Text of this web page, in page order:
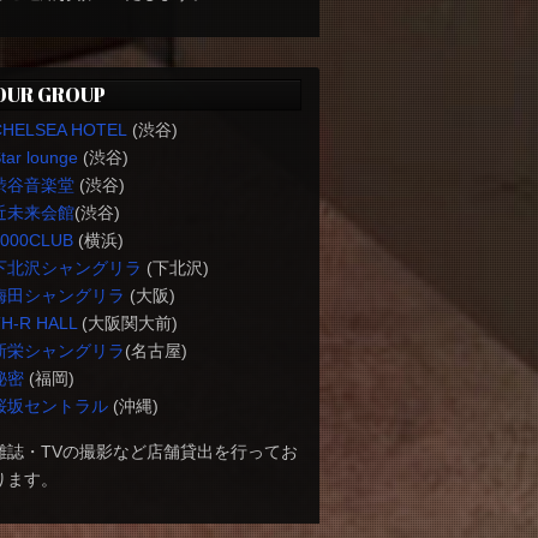
GROUP
HOTEL
(渋谷)
lounge(渋谷)
谷音楽堂(渋谷)
未来会館(渋谷)
(横浜)
北沢シャングリラ (下北沢)
田シャングリラ (大阪)
R HALL (大阪関大前)
栄シャングリラ(名古屋)
密(福岡)
坂セントラル(沖縄)
誌・TVの撮影など店舗貸出を行ってお
ます。